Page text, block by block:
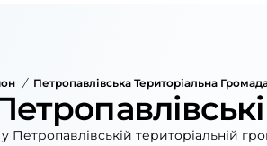
/ Петропавлівська Територіальна
Петропавлівській територіальній